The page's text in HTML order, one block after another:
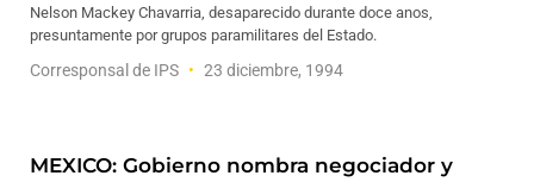
Nelson Mackey Chavarria, desaparecido durante doce anos,
presuntamente por grupos paramilitares del Estado.
Corresponsal de IPS 23 diciembre, 1994
MEXICO: Gobierno nombra negociador y